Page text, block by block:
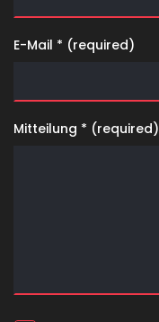
E-Mail * (required)
Mitteilung * (required)